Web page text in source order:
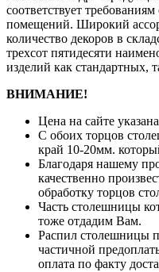
соответствует
помещений. Широкий
количество декоров в
трехсот пятидесяти
изделий как стандартных,
ВНИМАНИЕ!
Цена на сайте
С обоих торцов
край 10-20мм.
Благодаря нашему
качественно
обработку торцов
Часть столешницы
тоже отдадим Вам.
Распил столешницы
частичной
оплата по факту